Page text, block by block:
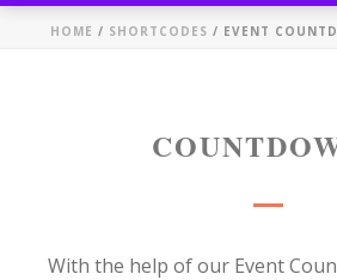
HOME / SHORTCODES / EVENT
With the help of our Event